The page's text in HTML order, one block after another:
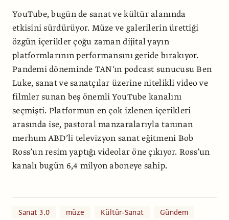
YouTube, bugün de sanat ve kültür alanında
etkisini sürdürüyor. Müze ve galerilerin ürettiği
özgün içerikler çoğu zaman dijital yayın
platformlarının performansını geride bırakıyor.
Pandemi döneminde TAN'ın podcast sunucusu Ben
Luke, sanat ve sanatçılar üzerine nitelikli video ve
filmler sunan beş önemli YouTube kanalını
seçmişti. Platformun en çok izlenen içerikleri
arasında ise, pastoral manzaralarıyla tanınan
merhum ABD’li televizyon sanat eğitmeni Bob
Ross’un resim yaptığı videolar öne çıkıyor. Ross’un
kanalı bugün 6,4 milyon aboneye sahip.
Sanat 3.0 müze Kültür-Sanat Gündem